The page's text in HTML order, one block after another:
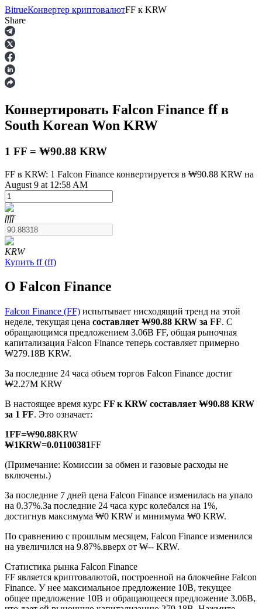
Фьючерсы
USDT-фьючерсы
Фьючерсы на COIN-M
Криптовалютные фьючерсы
Деривативы на акции, форекс, драгоценные металлы и
сырьевые товары
USDC фьючерсы
Фьючерсы с использованием USDC в качестве
обеспечения
BitrueКонвертер криптовалютFF к KRW
Share
Конвертировать Falcon Finance ffв
South Korean Won KRW
1 FF = ₩90.88 KRW
FF в KRW: 1 Falcon Finance конвертируется в ₩90.88 KRW на
August 9 at 12:58 AM
ffff
KRW
Купить ff(ff)
О Falcon Finance
Falcon Finance (FF) испытывает нисходящий тренд на этой
неделе, текущая цена составляет ₩90.88 KRW за FF. С
обращающимся предложением 3.06B FF, общая рыночная
капитализация Falcon Finance теперь составляет примерно
₩279.18B KRW.
За последние 24 часа объем торгов Falcon Finance достиг
₩2.27M KRW
В настоящее время курс FF к KRW составляет ₩90.88 KRW
за 1 FF. Это означает:
1FF=₩90.88KRW
₩1KRW=0.01100381FF
(Примечание: Комиссии за обмен и газовые расходы не
включены.)
За последние 7 дней цена Falcon Finance изменилась на упало
на 0.37%.За последние 24 часа курс колебался на 1%,
достигнув максимума ₩0 KRW и минимума ₩0 KRW.
По сравнению с прошлым месяцем, Falcon Finance изменился
на увеличился на 9.87%.вверх от ₩-- KRW.
Статистика рынка Falcon Finance
FF является криптовалютой, построенной на блокчейне Falcon
Finance. У нее максимальное предложение 10B, текущее
общее предложение 10B и обращающееся предложение 3.06B,